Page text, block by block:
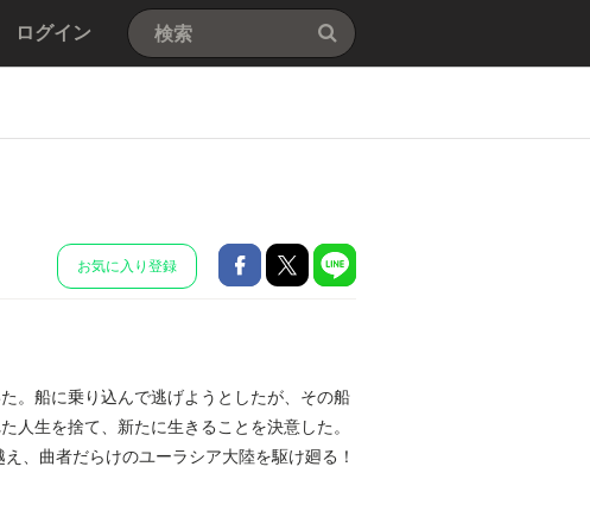
ログイン
お気に入り登録
。船に乗り込んで逃げようとしたが、その船
人生を捨て、新たに生きることを決意した。
、曲者だらけのユーラシア大陸を駆け廻る！